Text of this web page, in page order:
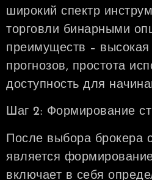
широкий спектр
торговли бинарными
преимуществ – высокая
прогнозов, простота
доступность для
Шаг 2: Формирование
После выбора
является
включает в себя